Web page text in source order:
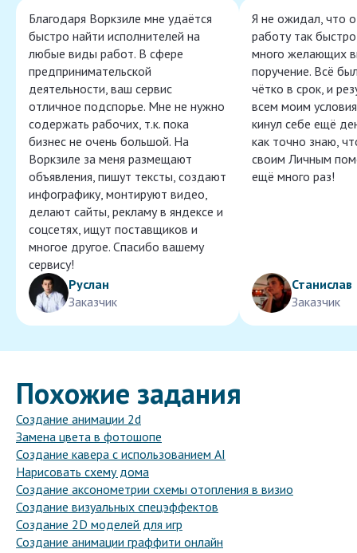
Благодаря Воркзиле мне удаётся
быстро найти исполнителей на
любые виды работ. В сфере
предпринимательской
деятельности, ваш сервис
отличное подспорье. Мне не нужно
содержать рабочих, т.к. пока
бизнес не очень большой. На
Воркзиле за меня размещают
объявления, пишут тексты, создают
инфографику, монтируют видео,
делают сайты, рекламу в яндексе и
соцсетях, ищут поставщиков и
многое другое. Спасибо вашему
сервису!
Руслан
Заказчик
Я не ожидал, что
работу так
много желающих
поручение. Всё
чётко в срок, и
всем моим
кинул себе ещё
как точно знаю,
своим Личным
ещё много раз!
Станислав
Заказчик
Похожие задания
Создание анимации 2d
Замена цвета в фотошопе
Создание кавера с использованием AI
Нарисовать схему дома
Создание аксонометрии схемы отопления в визио
Создание визуальных спецэффектов
Создание 2D моделей для игр
Создание анимации граффити онлайн